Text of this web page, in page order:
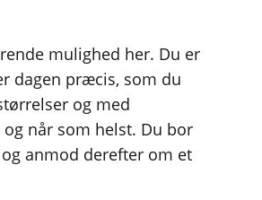
mulighed her. Du er
dagen præcis, som du
og med
når som helst. Du bor
anmod derefter om et